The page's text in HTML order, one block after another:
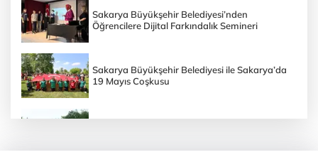
Sakarya Büyükşehir Belediyesi’nden
Öğrencilere Dijital Farkındalık Semineri
Sakarya Büyükşehir Belediyesi ile Sakarya’da
19 Mayıs Coşkusu